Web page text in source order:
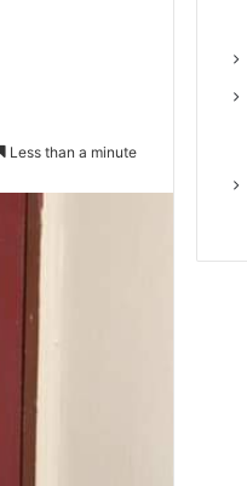
Less than a minute